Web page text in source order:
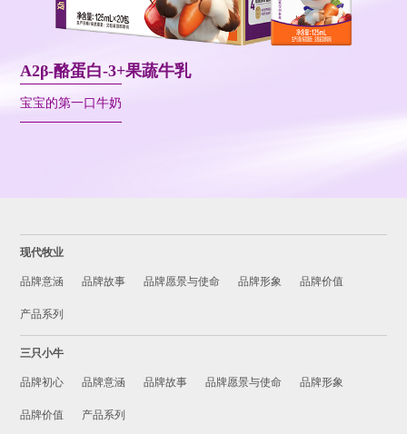
A2β-酪蛋白-3+果蔬牛乳
宝宝的第一口牛奶
现代牧业
品牌意涵 品牌故事 品牌愿景与使命 品牌形象 品牌价值
产品系列
三只小牛
品牌初心 品牌意涵 品牌故事 品牌愿景与使命 品牌形象
品牌价值 产品系列